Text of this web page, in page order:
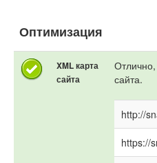
Оптимизация
XML карта
сайта
сайта.
http://
https://